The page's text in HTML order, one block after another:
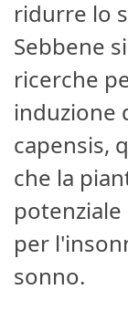
ridurre lo
Sebbene
ricerche
induzione
capensis,
che la
per
sonno.